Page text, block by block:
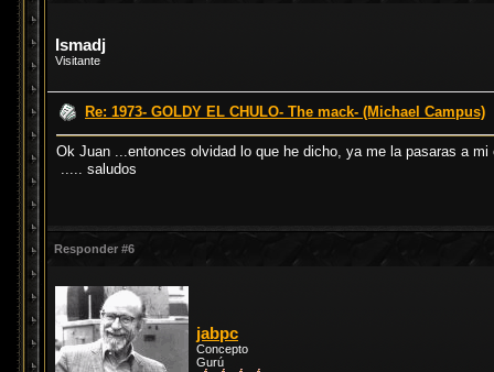
Ismadj
Visitante
Re: 1973- GOLDY EL CHULO- The mack- (Michael Campus)
Ok Juan ...entonces olvidad lo que he dicho, ya me la pasaras a
..... saludos
Responder #6
jabpc
Concepto
Gurú